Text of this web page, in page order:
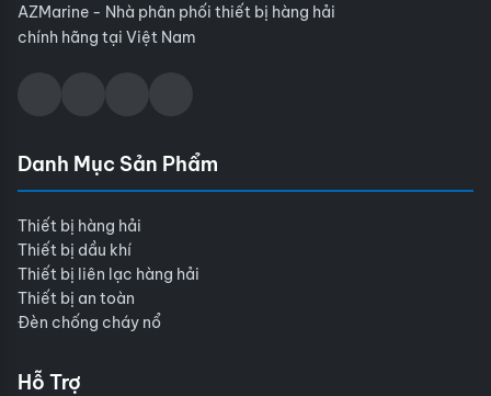
AZMarine - Nhà phân phối thiết bị hàng hải
chính hãng tại Việt Nam
Danh Mục Sản Phẩm
Thiết bị hàng hải
Thiết bị dầu khí
Thiết bị liên lạc hàng hải
Thiết bị an toàn
Đèn chống cháy nổ
Hỗ Trợ